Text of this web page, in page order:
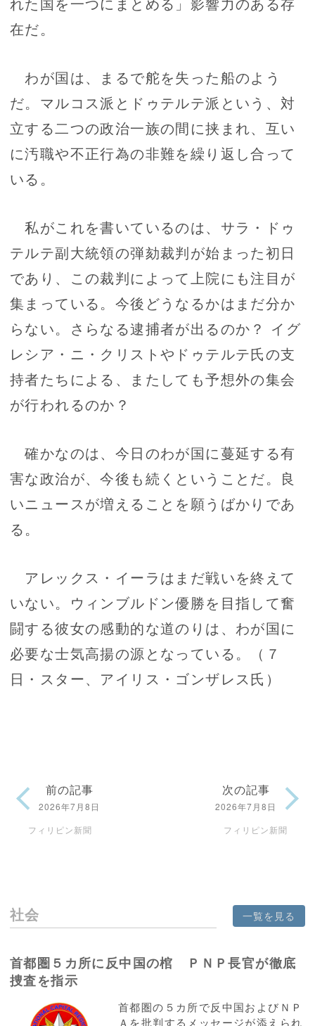
在だ。
わが国は、まるで舵を失った船のよう
だ。マルコス派とドゥテルテ派という、対
立する二つの政治一族の間に挟まれ、互い
に汚職や不正行為の非難を繰り返し合って
いる。
私がこれを書いているのは、サラ・ドゥ
テルテ副大統領の弾劾裁判が始まった初日
であり、この裁判によって上院にも注目が
集まっている。今後どうなるかはまだ分か
らない。さらなる逮捕者が出るのか？ イグ
レシア・ニ・クリストやドゥテルテ氏の支
持者たちによる、またしても予想外の集会
が行われるのか？
確かなのは、今日のわが国に蔓延する有
害な政治が、今後も続くということだ。良
いニュースが増えることを願うばかりであ
る。
アレックス・イーラはまだ戦いを終えて
いない。ウィンブルドン優勝を目指して奮
闘する彼女の感動的な道のりは、わが国に
必要な士気高揚の源となっている。（７
日・スター、アイリス・ゴンザレス氏）
前の記事
2026年7月8日
フィリピン新聞
次の記事
2026年7月8日
フィリピン新聞
社会 一覧を見る
首都圏５カ所に反中国の棺 ＰＮＰ長官が徹底
捜査を指示
首都圏の５カ所で反中国およびＮＰ
Ａを批判するメッセージが添えられ